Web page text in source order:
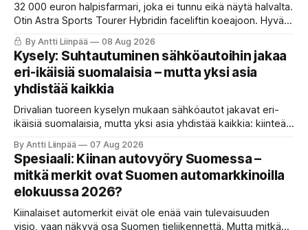
32 000 euron halpisfarmari, joka ei tunnu eikä näytä halvalta.
Otin Astra Sports Tourer Hybridin faceliftin koeajoon. Hyvä
istuin, oikeita nappeja ja kevythybridi, joka toimii ihan ok.
Mutta ne viiveet ja se nykiminen? Katso ja lue koko tuomio.
By Antti Liinpää 08 Aug 2026
Kysely: Suhtautuminen sähköautoihin jakaa
eri-ikäisiä suomalaisia – mutta yksi asia
yhdistää kaikkia
Drivalian tuoreen kyselyn mukaan sähköautot jakavat eri-
ikäisiä suomalaisia, mutta yksi asia yhdistää kaikkia: kiinteät
valittaessa.
By Antti Liinpää 07 Aug 2026
Spesiaali: Kiinan autovyöry Suomessa –
mitkä merkit ovat Suomen automarkkinoilla
elokuussa 2026?
Kiinalaiset automerkit eivät ole enää vain tulevaisuuden
visio, vaan näkyvä osa Suomen tieliikennettä. Mutta mitkä